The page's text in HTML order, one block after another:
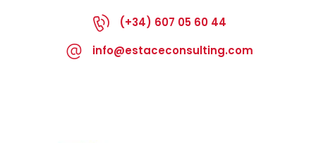
(+34) 607 05 60 44
info@estaceconsulting.com